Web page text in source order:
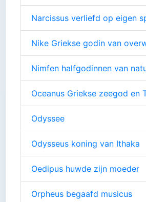
Narcissus verliefd op eigen
Nike Griekse godin van
Nimfen halfgodinnen van
Oceanus Griekse zeegod en
Odyssee
Odysseus koning van Ithaka
Oedipus huwde zijn moeder
Orpheus begaafd musicus